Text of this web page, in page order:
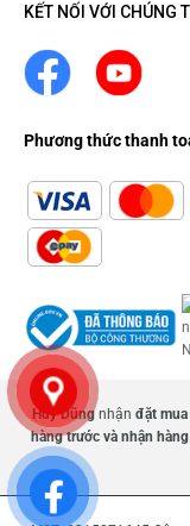
KẾT NỐI VỚI CHÚNG
Phương thức thanh
Huy Dũngnhận đặt
hàng trước và nhận